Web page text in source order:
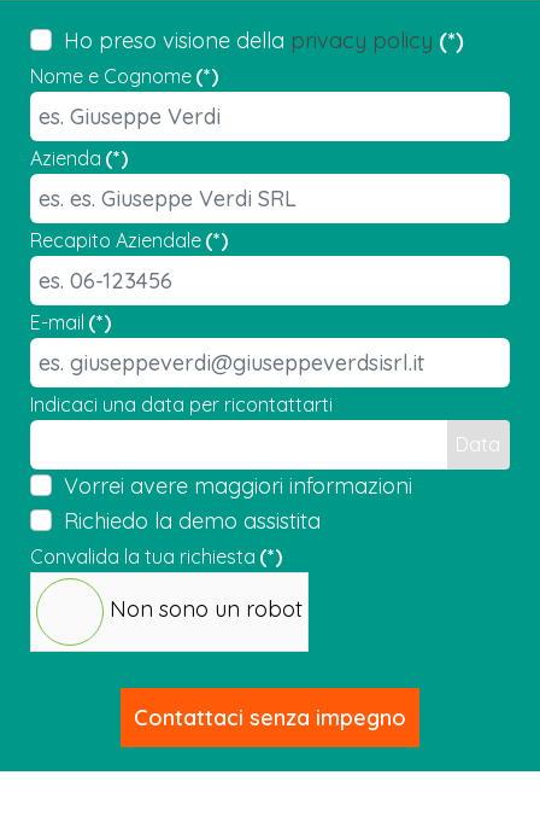
Ho preso visione della privacy policy (*)
Nome e Cognome (*)
Azienda (*)
Recapito Aziendale (*)
E-mail (*)
Indicaci una data per ricontattarti
Data
Vorrei avere maggiori informazioni
Richiedo la demo assistita
Convalida la tua richiesta (*)
Non sono un robot
Contattaci senza impegno